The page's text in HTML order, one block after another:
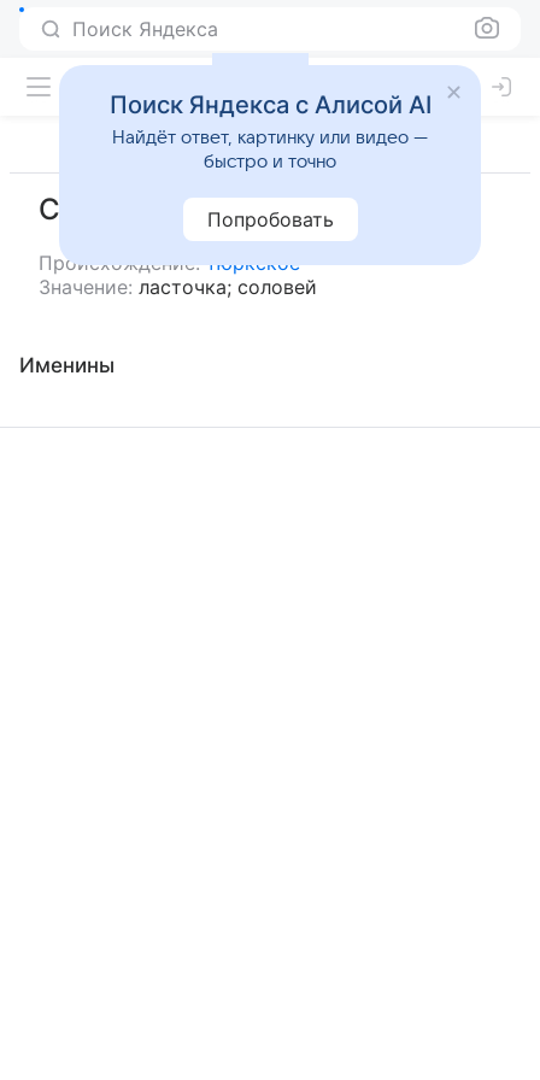
Поиск Яндекса
Сандугач
Происхождение: тюркское
Значение: ласточка; соловей
Именины
Поиск Яндекса с Алисой AI
Найдёт ответ, картинку или видео —
быстро и точно
Попробовать